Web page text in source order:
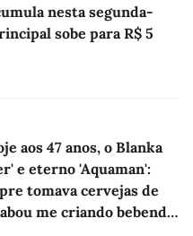
nesta segunda-
sobe para R$ 5
aos 47 anos, o Blanka
e eterno 'Aquaman':
tomava cervejas de
me criando bebendo